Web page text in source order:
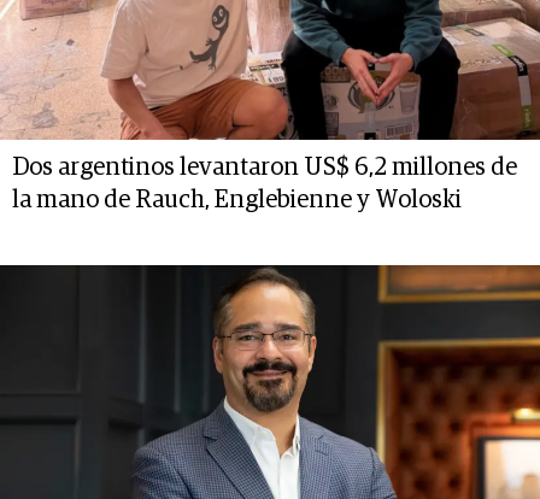
Dos argentinos levantaron US$ 6,2 millones de
la mano de Rauch, Englebienne y Woloski